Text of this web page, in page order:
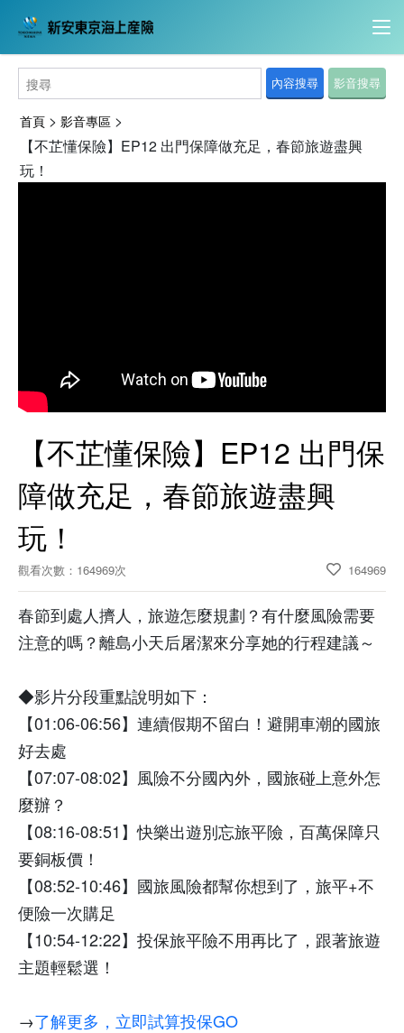
內容搜尋 影音搜尋
首頁 > 影音專區 >
【不芷懂保險】EP12 出門保障做充足，春節旅遊盡興
玩！
【不芷懂保險】EP12 出門保
障做充足，春節旅遊盡興
玩！
觀看次數：164969次 164969
春節到處人擠人，旅遊怎麼規劃？有什麼風險需要
注意的嗎？離島小天后屠潔來分享她的行程建議～
◆影片分段重點說明如下：
【01:06-06:56】連續假期不留白！避開車潮的國旅
好去處
【07:07-08:02】風險不分國內外，國旅碰上意外怎
麼辦？
【08:16-08:51】快樂出遊別忘旅平險，百萬保障只
要銅板價！
【08:52-10:46】國旅風險都幫你想到了，旅平+不
便險一次購足
【10:54-12:22】投保旅平險不用再比了，跟著旅遊
主題輕鬆選！
→了解更多，立即試算投保GO